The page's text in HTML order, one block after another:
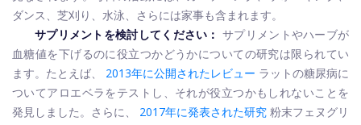
ダンス、芝刈り、水泳、さらには家事も含まれます。
サプリメントを検討してください： サプリメントやハーブが
血糖値を下げるのに役立つかどうかについての研究は限られてい
ます。たとえば、
2013年に公開されたレビュー ラットの糖尿病に
ついてアロエベラをテストし、それが役立つかもしれないことを
発見しました。さらに、
2017年に発表された研究 粉末フェヌグリ